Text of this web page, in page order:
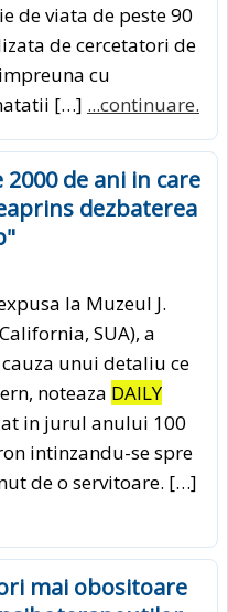
de viata de peste 90
de cercetatori de
cu
[…] ...continuare.
de ani in care
dezbaterea
la Muzeul J.
SUA), a
unui detaliu ce
noteaza DAILY
in jurul anului 100
intinzandu-se spre
de o servitoare. […]
mai obositoare